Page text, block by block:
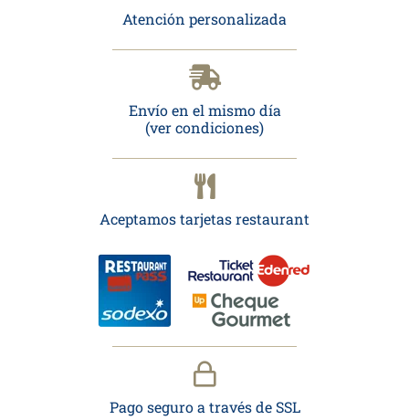
Atención personalizada
Envío en el mismo día
(ver condiciones)
Aceptamos tarjetas restaurant
Pago seguro a través de SSL